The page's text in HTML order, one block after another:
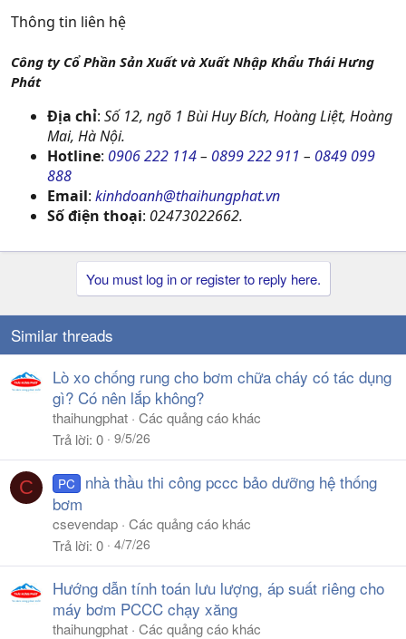
Thông tin liên hệ
Công ty Cổ Phần Sản Xuất và Xuất Nhập Khẩu Thái Hưng
Phát
Địa chỉ: Số 12, ngõ 1 Bùi Huy Bích, Hoàng Liệt, Hoàng
Mai, Hà Nội.
Hotline: 0906 222 114– 0899 222 911 – 0849 099
888
Email: kinhdoanh@thaihungphat.vn
Số điện thoại: 02473022662.
You must log in or register to reply here.
Similar threads
Lò xo chống rung cho bơm chữa cháy có tác dụng
gì? Có nên lắp không?
thaihungphat Các quảng cáo khác
Trả lời 0 9/5/26
C PC
nhà thầu thi công pccc bảo dưỡng hệ thống
bơm
csevendap Các quảng cáo khác
Trả lời 0 4/7/26
Hướng dẫn tính toán lưu lượng, áp suất riêng cho
máy bơm PCCC chạy xăng
thaihungphat Các quảng cáo khác